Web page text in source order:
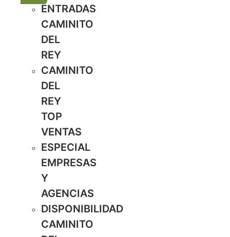
ENTRADAS
CAMINITO
DEL
REY
CAMINITO
DEL
REY
TOP
VENTAS
ESPECIAL
EMPRESAS
Y
AGENCIAS
DISPONIBILIDAD
CAMINITO